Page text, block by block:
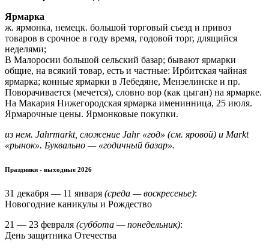
Ярмарка
ж. ярмонка, немецк. большой торговый съезд и привоз
товаров в срочное в году время, годовой торг, длящийся
неделями;
В Малоросии большой сельский базар; бывают ярмарки
общие, на всякий товар, есть и частные: Ирбитская чайная
ярмарка; конные ярмарки в Лебедяне, Мензелинске и пр.
Поворачивается (мечется), словно вор (как цыган) на ярмарке.
На Макария Нижегородская ярмарка именинница, 25 июля.
Ярмарочные цены. Ярмонковые покупки.
из нем. Jahrmarkt, сложение Jahr «год» (см. яровой) и Markt
«рынок». Буквально — «годичный базар».
Праздники - выходные 2026
31 декабря — 11 января (среда — воскресенье):
Новогодние каникулы и Рождество
21 — 23 февраля (суббота — понедельник):
День защитника Отечества